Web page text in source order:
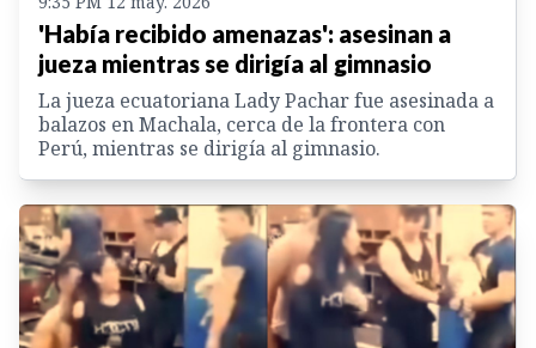
'Había recibido amenazas': asesinan a
jueza mientras se dirigía al gimnasio
La jueza ecuatoriana Lady Pachar fue asesinada a
balazos en Machala, cerca de la frontera con
Perú, mientras se dirigía al gimnasio.